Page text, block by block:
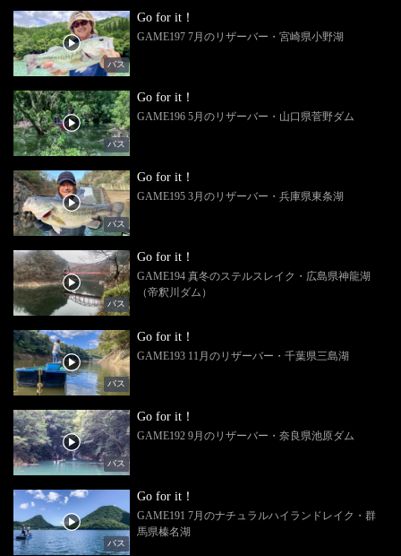
バス
Go for it！
GAME197 7月のリザーバー・宮崎県小野湖
バス
Go for it！
GAME196 5月のリザーバー・山口県菅野ダム
バス
Go for it！
GAME195 3月のリザーバー・兵庫県東条湖
バス
Go for it！
GAME194 真冬のステルスレイク・広島県神龍湖
（帝釈川ダム）
バス
Go for it！
GAME193 11月のリザーバー・千葉県三島湖
バス
Go for it！
GAME192 9月のリザーバー・奈良県池原ダム
バス
Go for it！
GAME191 7月のナチュラルハイランドレイク・群
馬県榛名湖